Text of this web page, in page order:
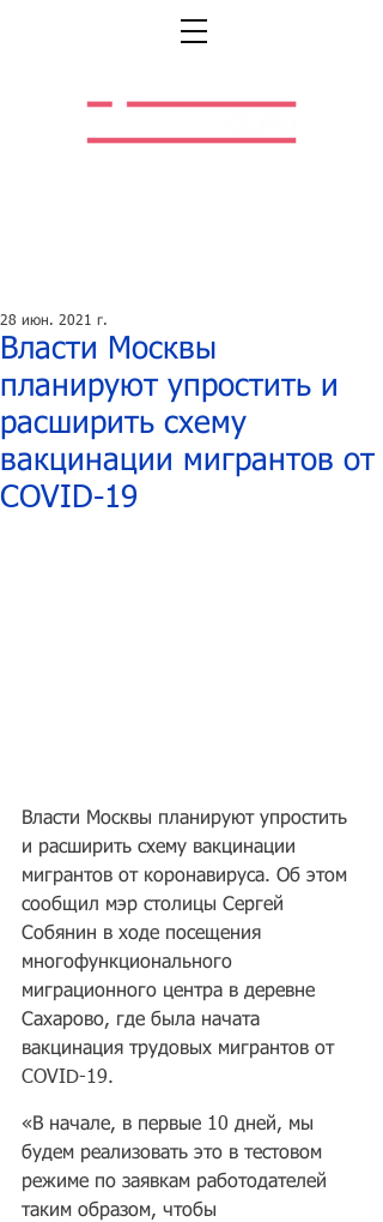
Власти Москвы
планируют упростить и
расширить схему
вакцинации мигрантов от
COVID-19
28 июн. 2021 г.
Власти Москвы планируют упростить
и расширить схему вакцинации
мигрантов от коронавируса. Об этом
сообщил мэр столицы Сергей
Собянин в ходе посещения
многофункционального
миграционного центра в деревне
Сахарово, где была начата
вакцинация трудовых мигрантов от
COVID-19.
«В начале, в первые 10 дней, мы
будем реализовать это в тестовом
режиме по заявкам работодателей
таким образом, чтобы